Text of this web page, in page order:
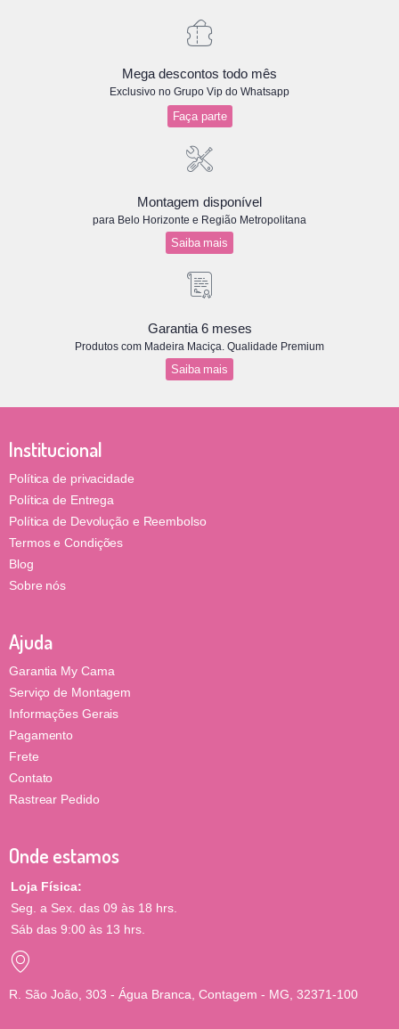
Mega descontos todo mês
Exclusivo no Grupo Vip do Whatsapp
Faça parte
Montagem disponível
para Belo Horizonte e Região Metropolitana
Saiba mais
Garantia 6 meses
Produtos com Madeira Maciça. Qualidade Premium
Saiba mais
Institucional
Política de privacidade
Política de Entrega
Política de Devolução e Reembolso
Termos e Condições
Blog
Sobre nós
Ajuda
Garantia My Cama
Serviço de Montagem
Informações Gerais
Pagamento
Frete
Contato
Rastrear Pedido
Onde estamos
Loja Física:
Seg. a Sex. das 09 às 18 hrs.
Sáb das 9:00 às 13 hrs.
R. São João, 303 - Água Branca, Contagem - MG, 32371-100